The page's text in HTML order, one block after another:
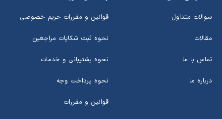
سوالات متداول
مقالات
تماس با ما
درباره ما
قوانین و مقررات حریم خصوصی
نحوه ثبت شکایات مراجعین
نحوه پشتیبانی و خدمات
نحوه پرداخت وجه
قوانین و مقررات